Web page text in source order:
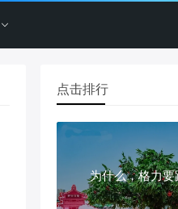
点击排行
为什么，格力要